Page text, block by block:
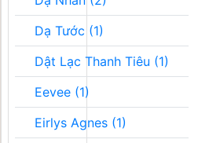
Dạ Tước (1)
Dật Lạc Thanh Tiêu (1)
Eevee (1)
Eirlys Agnes (1)